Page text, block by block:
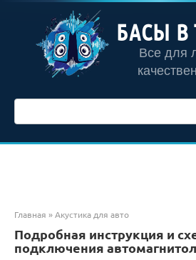
контенту
БАСЫ В
Все для
Главная »Акустика для авто
Подробная инструкция и
подключения